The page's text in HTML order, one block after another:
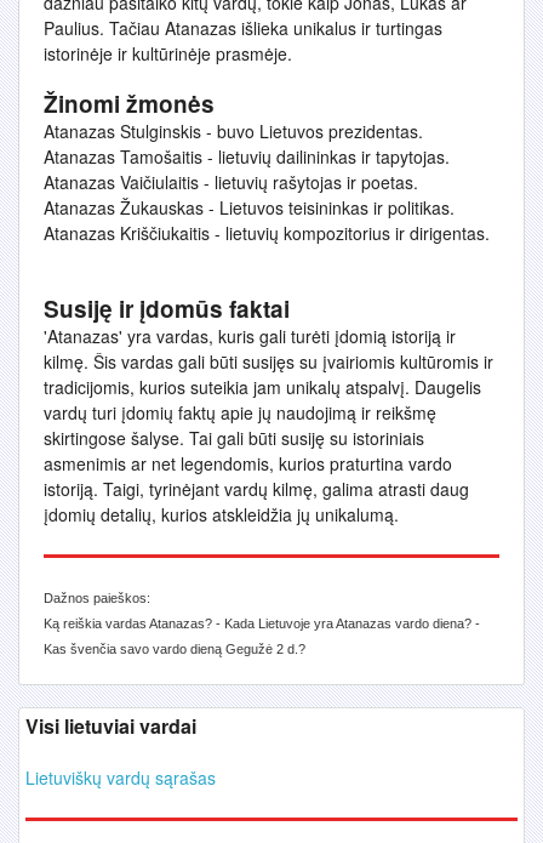
Paulius. Tačiau Atanazas išlieka unikalus ir turtingas
istorinėje ir kultūrinėje prasmėje.
Žinomi žmonės
Atanazas Stulginskis - buvo Lietuvos prezidentas.
Atanazas Tamošaitis - lietuvių dailininkas ir tapytojas.
Atanazas Vaičiulaitis - lietuvių rašytojas ir poetas.
Atanazas Žukauskas - Lietuvos teisininkas ir politikas.
Atanazas Kriščiukaitis - lietuvių kompozitorius ir dirigentas.
Susiję ir įdomūs faktai
'Atanazas' yra vardas, kuris gali turėti įdomią istoriją ir
kilmę. Šis vardas gali būti susijęs su įvairiomis kultūromis ir
tradicijomis, kurios suteikia jam unikalų atspalvį. Daugelis
vardų turi įdomių faktų apie jų naudojimą ir reikšmę
skirtingose šalyse. Tai gali būti susiję su istoriniais
asmenimis ar net legendomis, kurios praturtina vardo
istoriją. Taigi, tyrinėjant vardų kilmę, galima atrasti daug
įdomių detalių, kurios atskleidžia jų unikalumą.
Dažnos paieškos:
Ką reiškia vardas Atanazas? - Kada Lietuvoje yra Atanazas vardo diena? -
Kas švenčia savo vardo dieną Gegužė 2 d.?
Visi lietuviai vardai
Lietuviškų vardų sąrašas